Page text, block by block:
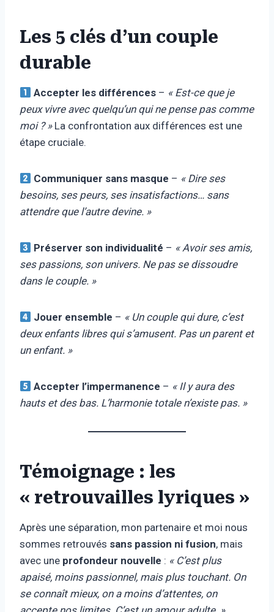
Les 5 clés d’un couple
durable
Accepter les différences – « Est-ce que je
peux vivre avec quelqu’un qui ne pense pas comme
moi ? »La confrontation aux différences est une
étape cruciale.
Communiquer sans masque – « Dire ses
besoins, ses peurs, ses insatisfactions… sans
attendre que l’autre devine. »
Préserver son individualité – « Avoir ses amis,
ses passions, son univers. Ne pas se dissoudre
dans le couple. »
Jouer ensemble – « Un couple qui dure, c’est
deux enfants libres qui s’amusent. Pas un parent et
un enfant. »
Accepter l’impermanence – « Il y aura des
hauts et des bas. L’harmonie totale n’existe pas. »
Témoignage : les
« retrouvailles lyriques »
Après une séparation, mon partenaire et moi nous
sommes retrouvés sans passion ni fusion, mais
avec une profondeur nouvelle : « C’est plus
apaisé, moins passionnel, mais plus touchant. On
se connaît mieux, on a moins d’attentes, on